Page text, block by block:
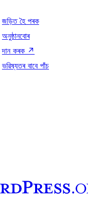
জড়িত হৈ পৰক
অনুষ্ঠানবোৰ
দান কৰক ↗
ভৱিষ্যতৰ বাবে পাঁচ